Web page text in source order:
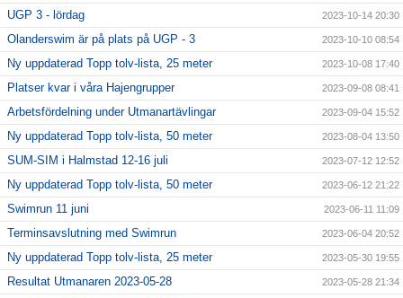
UGP 3 - lördag 2023-10-14 20:30
Olanderswim är på plats på UGP - 3 2023-10-10 08:54
Ny uppdaterad Topp tolv-lista, 25 meter 2023-10-08 17:40
Platser kvar i våra Hajengrupper 2023-09-08 08:41
Arbetsfördelning under Utmanartävlingar 2023-09-04 15:52
Ny uppdaterad Topp tolv-lista, 50 meter 2023-08-04 13:50
SUM-SIM i Halmstad 12-16 juli 2023-07-12 12:52
Ny uppdaterad Topp tolv-lista, 50 meter 2023-06-12 21:22
Swimrun 11 juni 2023-06-11 11:09
Terminsavslutning med Swimrun 2023-06-04 20:52
Ny uppdaterad Topp tolv-lista, 25 meter 2023-05-30 19:55
Resultat Utmanaren 2023-05-28 2023-05-28 21:34